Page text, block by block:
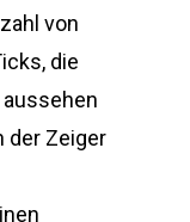
von
die
der Zeiger